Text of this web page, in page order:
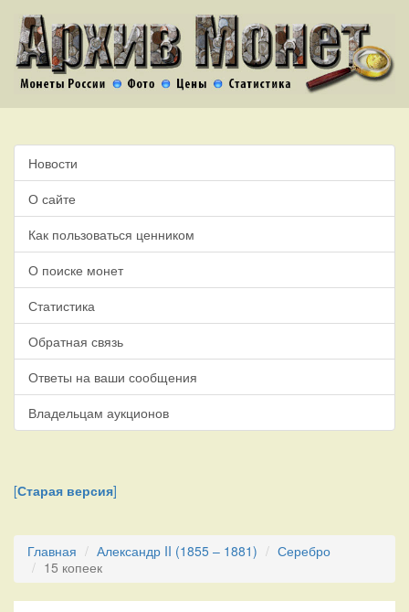
Новости
О сайте
Как пользоваться ценником
О поиске монет
Статистика
Обратная связь
Ответы на ваши сообщения
Владельцам аукционов
[Старая версия]
Главная Александр II (1855 – 1881)
Серебро
15 копеек